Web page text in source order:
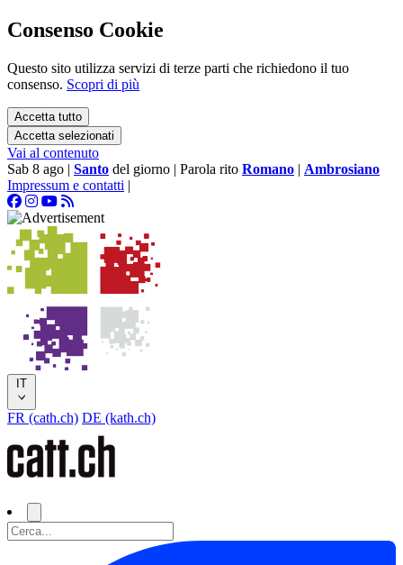
Consenso Cookie
Questo sito utilizza servizi di terze parti che richiedono il tuo
consenso. Scopri di più
Accetta tutto
Accetta selezionati
Vai al contenuto
Sab 8 ago | Santo del giorno | Parola rito Romano | Ambrosiano
Impressum e contatti |
IT
FR (cath.ch) DE (kath.ch)